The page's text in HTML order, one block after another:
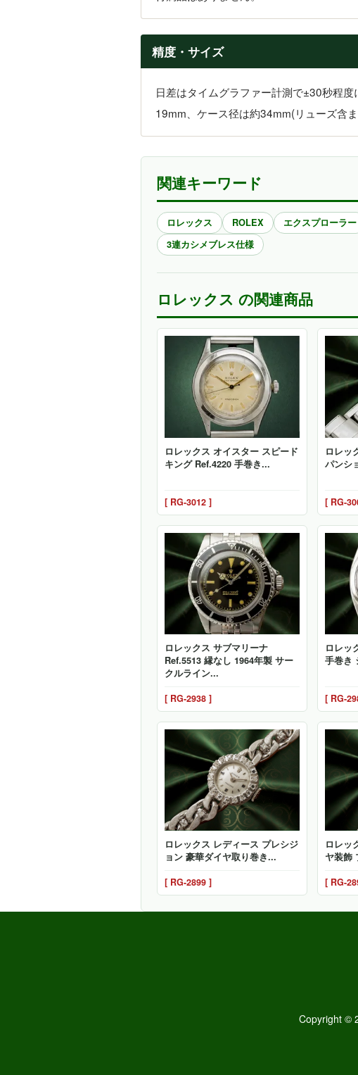
精度・サイズ
日差はタイムグラファー計測で±30秒程
19mm、ケース径は約34mm(リューズ含
関連キーワード
ロレックス ROLEX エクスプローラー
3連カシメブレス仕様
ロレックス の関連商品
ロレックス オイスター スピード
キング Ref.4220 手巻き...
[ RG-3012 ]
ロレッ
パンシ
[ RG-
ロレックス サブマリーナ
Ref.5513 縁なし 1964年製 サー
クルライン...
[ RG-2938 ]
ロレッ
手巻き
[ RG-
ロレックス レディース プレシジ
ョン 豪華ダイヤ取り巻き...
[ RG-2899 ]
ロレッ
ヤ装飾
[ RG-
Copyright ©